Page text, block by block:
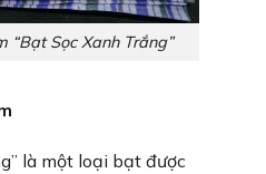
“Bạt Sọc Xanh Trắng”
là một loại bạt được